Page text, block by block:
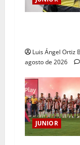
Luis Ángel Ortiz
agosto de 2026
JUNIOR